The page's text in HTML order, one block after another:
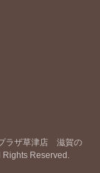
ラザ草津店 滋賀の
Rights Reserved.